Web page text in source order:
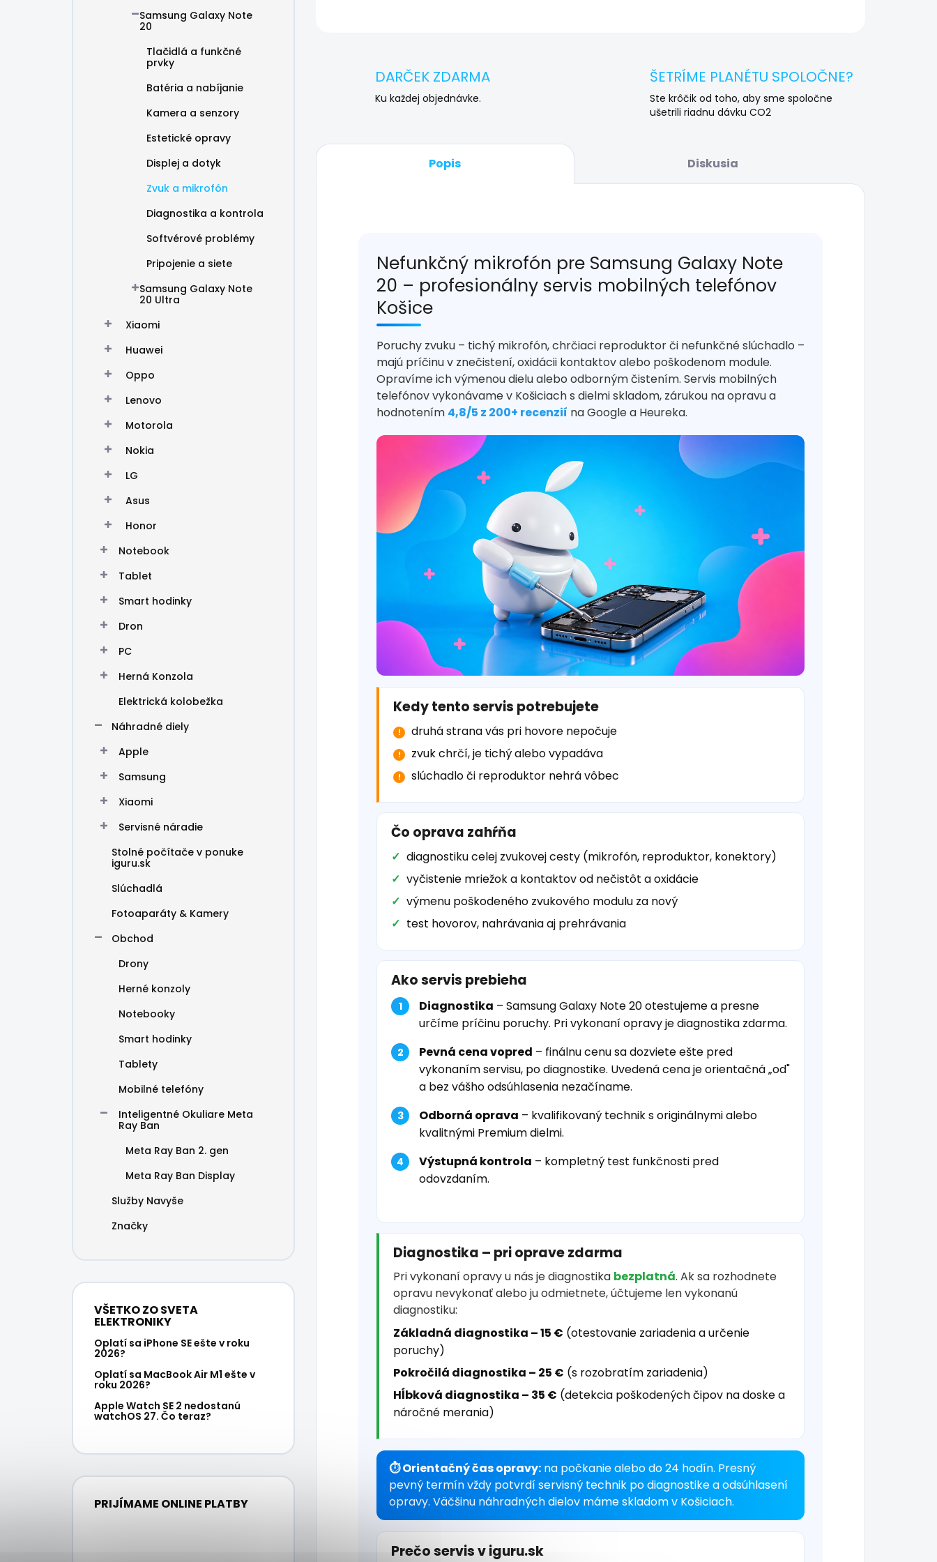
Samsung Galaxy Note
20
Tlačidlá a funkčné
prvky
Batéria a nabíjanie
Kamera a senzory
Estetické opravy
Displej a dotyk
Zvuk a mikrofón
Diagnostika a kontrola
Softvérové problémy
Pripojenie a siete
Samsung Galaxy Note
20 Ultra
Xiaomi
Huawei
Oppo
Lenovo
Motorola
Nokia
LG
Asus
Honor
Notebook
Tablet
Smart hodinky
Dron
PC
Herná Konzola
Elektrická kolobežka
Náhradné diely
Apple
Samsung
Xiaomi
Servisné náradie
Stolné počítače v ponuke
iguru.sk
Slúchadlá
Fotoaparáty & Kamery
Obchod
Drony
Herné konzoly
Notebooky
Smart hodinky
Tablety
Mobilné telefóny
Inteligentné Okuliare Meta
Ray Ban
Meta Ray Ban 2. gen
Meta Ray Ban Display
Služby Navyše
Značky
VŠETKO ZO SVETA
ELEKTRONIKY
Oplatí sa iPhone SE ešte v roku
2026?
Oplatí sa MacBook Air M1 ešte v
roku 2026?
Apple Watch SE 2 nedostanú
watchOS 27. Čo teraz?
PRIJÍMAME ONLINE PLATBY
DARČEK ZDARMA
Ku každej objednávke.
ŠETRÍME PLANÉTU SPOLOČNE?
Ste krôčik od toho, aby sme spoločne
ušetrili riadnu dávku CO2
Popis Diskusia
Nefunkčný mikrofón pre Samsung Galaxy Note
20 – profesionálny servis mobilných telefónov
Košice
Poruchy zvuku – tichý mikrofón, chrčiaci reproduktor či nefunkčné slúchadlo –
majú príčinu v znečistení, oxidácii kontaktov alebo poškodenom module.
Opravíme ich výmenou dielu alebo odborným čistením. Servis mobilných
telefónov vykonávame v Košiciach s dielmi skladom, zárukou na opravu a
hodnotením 4,8/5 z 200+ recenzií na Google a Heureka.
Kedy tento servis potrebujete
druhá strana vás pri hovore nepočuje
zvuk chrčí, je tichý alebo vypadáva
slúchadlo či reproduktor nehrá vôbec
Čo oprava zahŕňa
diagnostiku celej zvukovej cesty (mikrofón, reproduktor, konektory)
vyčistenie mriežok a kontaktov od nečistôt a oxidácie
výmenu poškodeného zvukového modulu za nový
test hovorov, nahrávania aj prehrávania
Ako servis prebieha
Diagnostika – Samsung Galaxy Note 20 otestujeme a presne
určíme príčinu poruchy. Pri vykonaní opravy je diagnostika zdarma.
Pevná cena vopred – finálnu cenu sa dozviete ešte pred
vykonaním servisu, po diagnostike. Uvedená cena je orientačná „od"
a bez vášho odsúhlasenia nezačíname.
Odborná oprava – kvalifikovaný technik s originálnymi alebo
kvalitnými Premium dielmi.
Výstupná kontrola – kompletný test funkčnosti pred
odovzdaním.
Diagnostika – pri oprave zdarma
Pri vykonaní opravy u nás je diagnostika bezplatná. Ak sa rozhodnete
opravu nevykonať alebo ju odmietnete, účtujeme len vykonanú
diagnostiku:
Základná diagnostika – 15 € (otestovanie zariadenia a určenie
poruchy)
Pokročilá diagnostika – 25 € (s rozobratím zariadenia)
Hĺbková diagnostika – 35 € (detekcia poškodených čipov na doske a
náročné merania)
⏱ Orientačný čas opravy: na počkanie alebo do 24 hodín. Presný
pevný termín vždy potvrdí servisný technik po diagnostike a odsúhlasení
opravy. Väčšinu náhradných dielov máme skladom v Košiciach.
Prečo servis v iguru.sk